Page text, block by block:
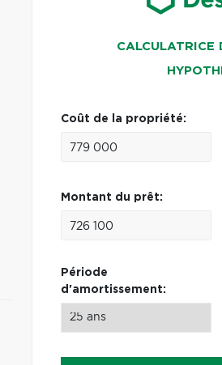
CALCULATRICE
Coût de la propriété:
Montant du prêt:
Période
d'amortissement: